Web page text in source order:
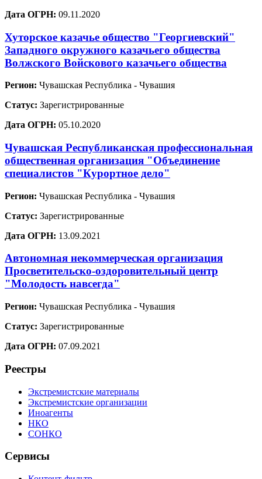
Дата ОГРН: 09.11.2020
Хуторское казачье общество "Георгиевский"
Западного окружного казачьего общества
Волжского Войскового казачьего общества
Регион: Чувашская Республика - Чувашия
Статус: Зарегистрированные
Дата ОГРН: 05.10.2020
Чувашская Республиканская профессиональная
общественная организация "Объединение
специалистов "Курортное дело"
Регион: Чувашская Республика - Чувашия
Статус: Зарегистрированные
Дата ОГРН: 13.09.2021
Автономная некоммерческая организация
Просветительско-оздоровительный центр
"Молодость навсегда"
Регион: Чувашская Республика - Чувашия
Статус: Зарегистрированные
Дата ОГРН: 07.09.2021
Реестры
Экстремистские материалы
Экстремистские организации
Иноагенты
НКО
СОНКО
Сервисы